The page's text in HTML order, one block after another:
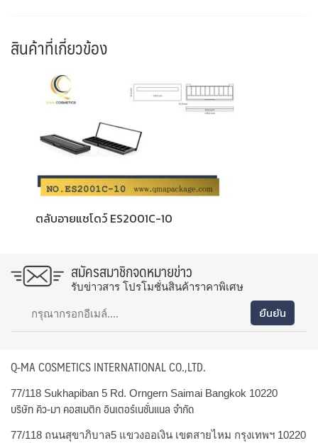
สินค้าที่เกี่ยวข้อง
ตลับอายแชโดว์ ES2001C-10
สมัครสมาชิกจดหมายข่าว
รับข่าวสาร โปรโมชั่นสินค้าราคาพิเศษ
Q-MA COSMETICS INTERNATIONAL CO.,LTD.
77/118 Sukhapiban 5 Rd. Orngern Saimai Bangkok 10220
บริษัท คิว-มา คอสเมติก อินเตอร์เนชั่นแนล จำกัด
77/118 ถนนสุขาภิบาล5 แขวงออเงิน เขตสายไหม กรุงเทพฯ 10220